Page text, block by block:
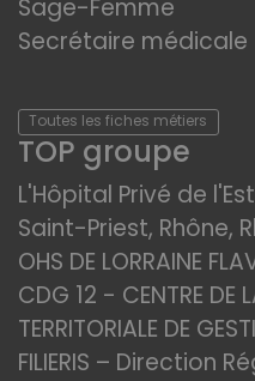
Sage-Femme
Secrétaire médicale
Toutes les fiches métiers
TOP groupe
L'Hôpital Privé de
Saint-Priest, Rhône,
OHS DE LORRAINE
CDG 12 - CENTRE DE
TERRITORIALE DE
FILIERIS – Direction